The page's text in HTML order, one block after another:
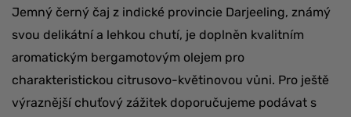
Jemný černý čaj z indické provincie Darjeeling, známý
svou delikátní a lehkou chutí, je doplněn kvalitním
aromatickým bergamotovým olejem pro
charakteristickou citrusovo-květinovou vůni. Pro ještě
výraznější chuťový zážitek doporučujeme podávat s